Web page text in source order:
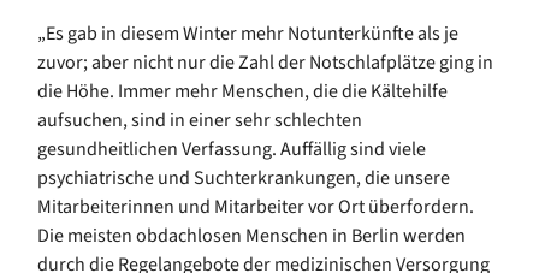
„Es gab in diesem Winter mehr Notunterkünfte als je
zuvor; aber nicht nur die Zahl der Notschlafplätze ging in
die Höhe. Immer mehr Menschen, die die Kältehilfe
aufsuchen, sind in einer sehr schlechten
gesundheitlichen Verfassung. Auffällig sind viele
psychiatrische und Suchterkrankungen, die unsere
Mitarbeiterinnen und Mitarbeiter vor Ort überfordern.
Die meisten obdachlosen Menschen in Berlin werden
durch die Regelangebote der medizinischen Versorgung